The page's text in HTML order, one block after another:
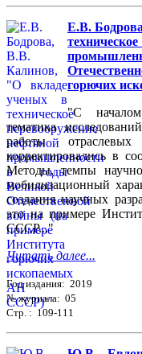
Е.В.
горючих
"С
тематика
работы
корректировались в
Методы, темпы
мобилизационный
создания научных
это на примере
СССР..."
Читать далее...
Год издания: 2019
№ журнала: 05
Стр. : 109-111